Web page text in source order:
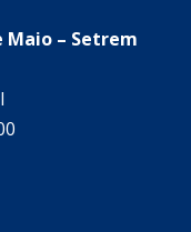
Maio – Setrem